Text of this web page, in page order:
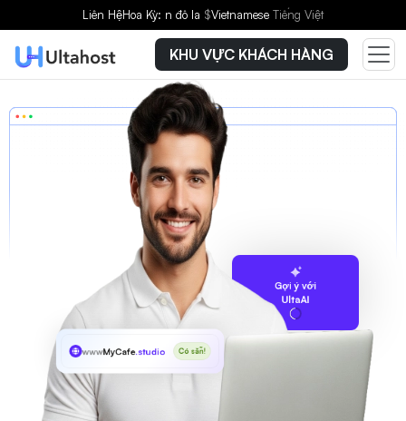
Liên HệHoa Kỳ: n đô la $Vietnamese Tiếng Việt
KHU VỰC KHÁCH HÀNG
Gợi ý với
UltaAI
wwwMyCafe.studio Có sẵn!